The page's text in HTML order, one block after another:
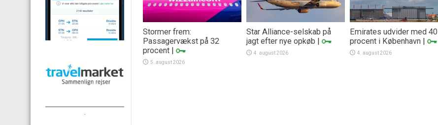
Stormer frem:
Passagervækst på 32
procent |
5. august 2026
Star Alliance-selskab på
jagt efter nye opkøb |
4. august 2026
Emirates udvider med 40
procent i København |
4. august 2026